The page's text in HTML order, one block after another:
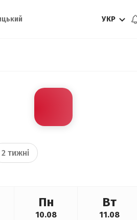
УКР
2 тижні
Пн
10.08
Вт
11.08